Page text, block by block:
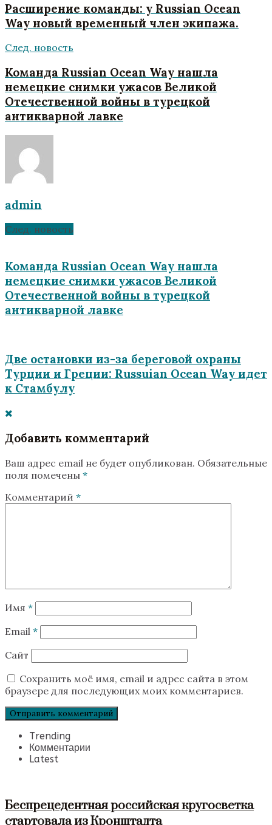
Расширение команды: у Russian Ocean
Way новый временный член экипажа.
След. новость
Команда Russian Ocean Way нашла
немецкие снимки ужасов Великой
Отечественной войны в турецкой
антикварной лавке
admin
След. новость
Команда Russian Ocean Way нашла
немецкие снимки ужасов Великой
Отечественной войны в турецкой
антикварной лавке
Две остановки из-за береговой охраны
Турции и Греции: Russuian Ocean Way идет
к Стамбулу
Добавить комментарий
Ваш адрес email не будет опубликован. Обязательные
поля помечены *
Комментарий *
Имя *
Email *
Сайт
Сохранить моё имя, email и адрес сайта в этом
браузере для последующих моих комментариев.
Trending
Комментарии
Latest
Беспрецедентная российская кругосветка
стартовала из Кронштадта